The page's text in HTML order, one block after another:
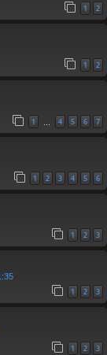
1 2
1 2
1 … 4 5 6 7
1 2 3 4 5 6
1 2 3
1 2 3
1 2 3